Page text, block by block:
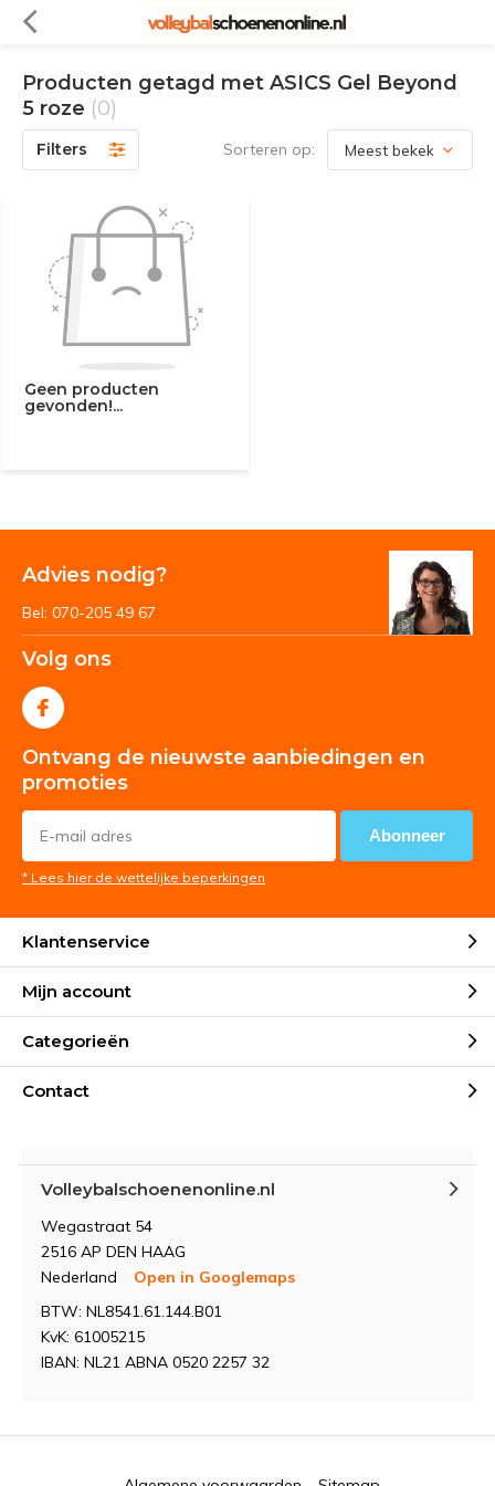
Producten getagd met ASICS Gel Beyond
5 roze (0)
Filters Sorteren op:
Geen producten
gevonden!...
Advies nodig?
Bel: 070-205 49 67
Volg ons
Ontvang de nieuwste aanbiedingen en
promoties
Abonneer
* Lees hier de wettelijke beperkingen
Klantenservice
Mijn account
Categorieën
Contact
Volleybalschoenenonline.nl
Wegastraat 54
2516 AP DEN HAAG
Nederland
Open in Googlemaps
BTW: NL8541.61.144.B01
KvK: 61005215
IBAN: NL21 ABNA 0520 2257 32